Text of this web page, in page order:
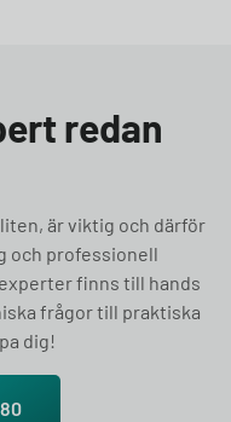
redan
är viktig och därför
och professionell
finns till hands
frågor till praktiska
dig!